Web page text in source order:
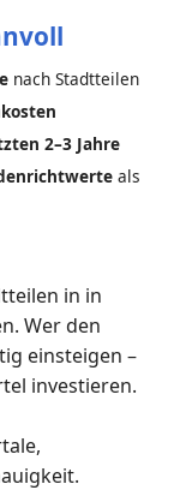
nach Stadtteilen
2–3 Jahre
als
in in
Wer den
einsteigen –
investieren.